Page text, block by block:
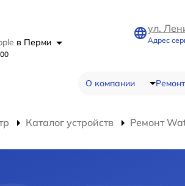
в Перми
ул.
Адрес
О компании
Каталог устройств Ремонт